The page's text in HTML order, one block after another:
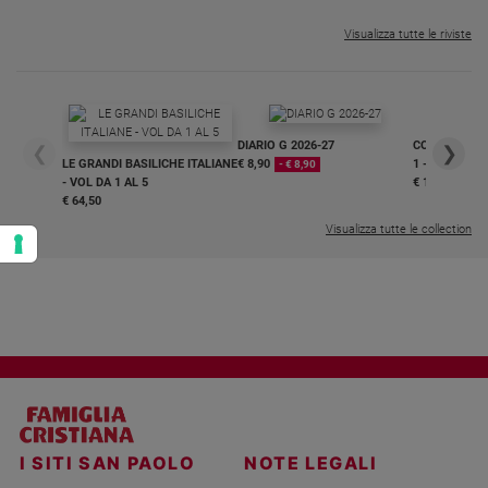
Visualizza tutte le riviste
❮
LE GRANDI BASILICHE ITALIANE
- VOL DA 1 AL 5
€ 64,50
DIARIO G 2026-27
€ 8,90
- € 8,90
COLLANA
1 - 2
€ 18,50
❯
Visualizza tutte le collection
I SITI SAN PAOLO NOTE LEGALI